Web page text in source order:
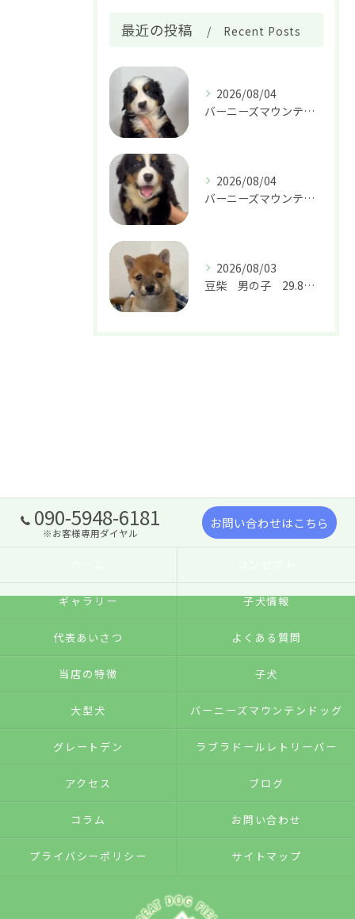
最近の投稿 Recent Posts
2026/08/04
バーニーズマウンテンドッグ 女の子 37.8万円
2026/08/04
バーニーズマウンテンドッグ 女の子 37.8万円
2026/08/03
豆柴 男の子 29.8万円
090-5948-6181
※お客様専用ダイヤル
お問い合わせはこちら
ギャラリー 子犬情報
代表あいさつ よくある質問
当店の特徴 子犬
大型犬 バーニーズマウンテンドッグ
グレートデン ラブラドールレトリーバー
アクセス ブログ
コラム お問い合わせ
プライバシーポリシー サイトマップ